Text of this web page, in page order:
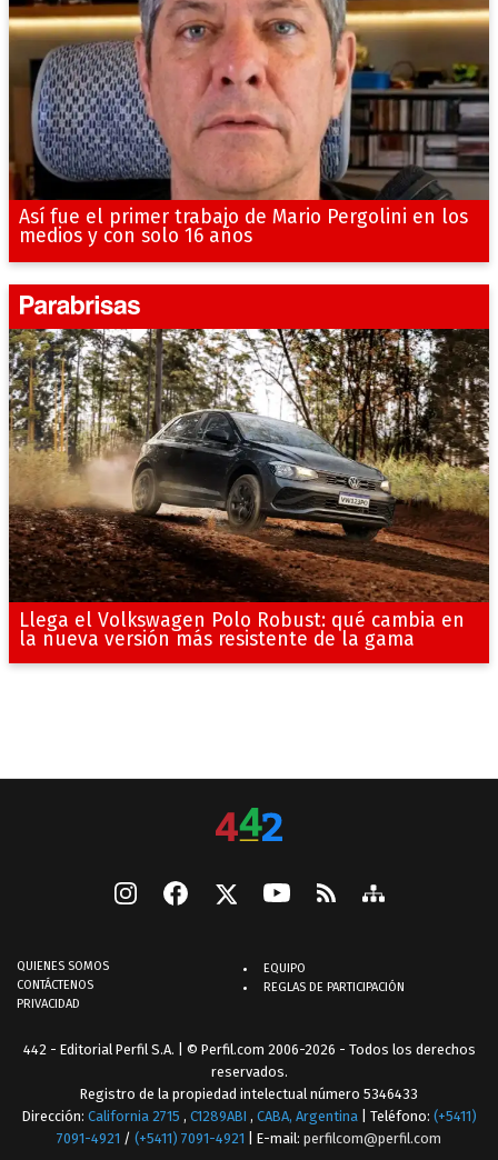
Así fue el primer trabajo de Mario Pergolini en los
medios y con solo 16 años
Llega el Volkswagen Polo Robust: qué cambia en
la nueva versión más resistente de la gama
QUIENES SOMOS
CONTÁCTENOS
PRIVACIDAD
EQUIPO
REGLAS DE PARTICIPACIÓN
442 - Editorial Perfil S.A. | © Perfil.com 2006-2026 - Todos los derechos
reservados.
Registro de la propiedad intelectual número 5346433
Dirección: California 2715 , C1289ABI , CABA, Argentina | Teléfono: (+5411)
7091-4921 / (+5411) 7091-4921 | E-mail: perfilcom@perfil.com